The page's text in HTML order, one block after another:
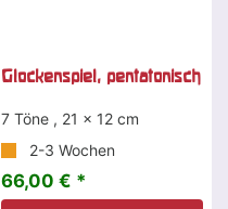
Glockenspiel, pentatonisch
7 Töne , 21 x 12 cm
2-3 Wochen
66,00 € *